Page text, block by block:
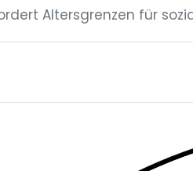
Altersgrenzen für